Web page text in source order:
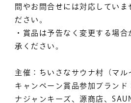
問やお問合せには対応していま
ださい。
・賞品は予告なく変更する場合
承ください。
主催：ちいさなサウナ村（マル
キャンペーン賞品参加ブランド
ナジャンキーズ、源商店、